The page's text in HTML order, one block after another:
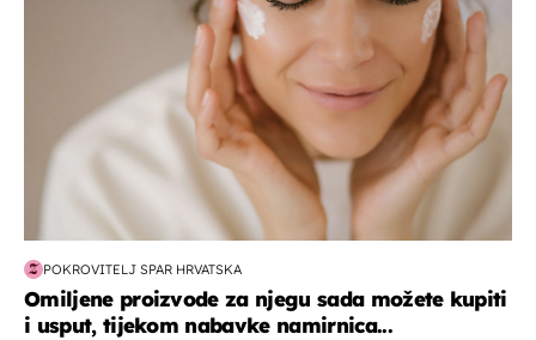
POKROVITELJ SPAR HRVATSKA
Omiljene proizvode za njegu sada možete kupiti
i usput, tijekom nabavke namirnica...